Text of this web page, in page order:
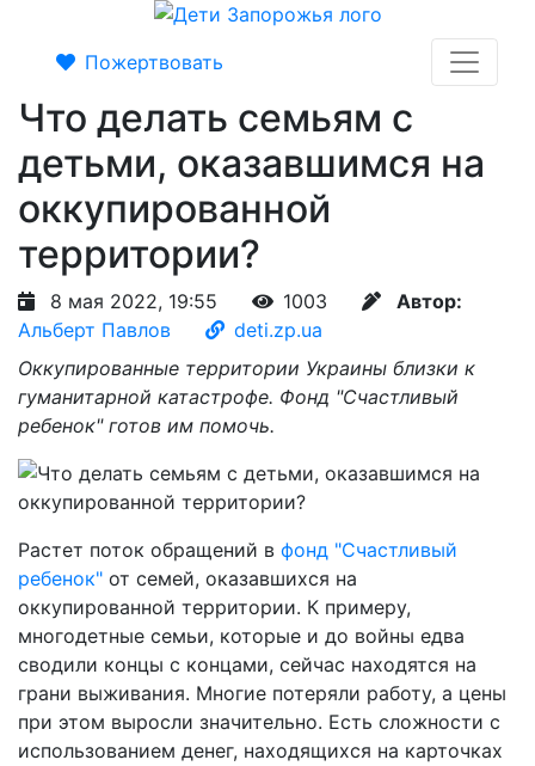
Пожертвовать
Что делать семьям с
детьми, оказавшимся на
оккупированной
территории?
8 мая 2022, 19:55 1003
Автор:
Альберт Павлов
deti.zp.ua
Оккупированные территории Украины близки к
гуманитарной катастрофе. Фонд "Счастливый
ребенок" готов им помочь.
Растет поток обращений в фонд "Счастливый
ребенок" от семей, оказавшихся на
оккупированной территории. К примеру,
многодетные семьи, которые и до войны едва
сводили концы с концами, сейчас находятся на
грани выживания. Многие потеряли работу, а цены
при этом выросли значительно. Есть сложности с
использованием денег, находящихся на карточках